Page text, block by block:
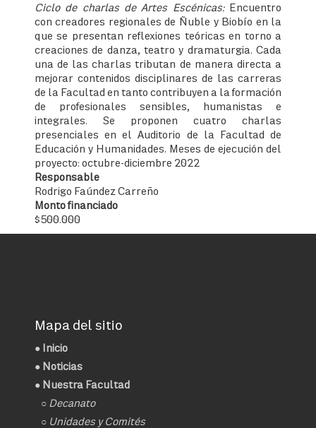
Ciclo de charlas de Artes Escénicas:Encuentro
con creadores regionales de Ñuble y Biobío en la
que se presentan reflexiones teóricas en torno a
creaciones de danza, teatro y dramaturgia. Cada
una de las charlas tributan de manera directa a
mejorar contenidos disciplinares de las carreras
de la Facultad en tanto contribuyen a la formación
de profesionales sensibles, humanistas e
integrales. Se proponen cuatro charlas
presenciales en el Auditorio de la Facultad de
Educación y Humanidades. Meses de ejecución del
proyecto: octubre-diciembre 2022
Responsable
Rodrigo Faúndez Carreño
Monto financiado
$500.000
Mapa del sitio
● Inicio
● Noticias
● Nuestra Facultad
○ Decanato
○ Unidades y Comités